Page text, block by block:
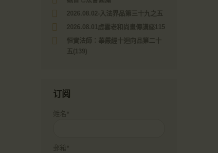
2026.08.02-入法界品第三十九之五
2026.08.01虛雲老和尚畫傳講座115
恒實法師：華嚴經十迴向品第二十
五(139)
订阅
姓名*
郵箱*